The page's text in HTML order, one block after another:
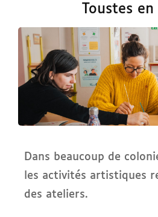
Toustes
Dans beaucoup de
les activités artistiques
des ateliers.